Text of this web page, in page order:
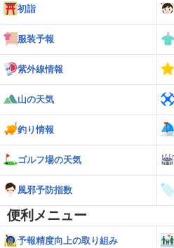
初詣
服装予報
紫外線情報
山の天気
釣り情報
ゴルフ場の天気
風邪予防指数
便利メニュー
予報精度向上の取り組み